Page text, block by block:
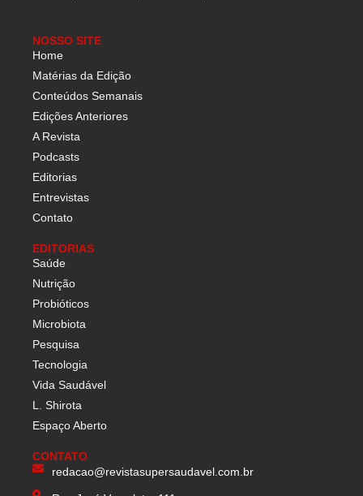
NOSSO SITE
Home
Matérias da Edição
Conteúdos Semanais
Edições Anteriores
A Revista
Podcasts
Editorias
Entrevistas
Contato
EDITORIAS
Saúde
Nutrição
Probióticos
Microbiota
Pesquisa
Tecnologia
Vida Saudável
L. Shirota
Espaço Aberto
CONTATO
redacao@revistasupersaudavel.com.br